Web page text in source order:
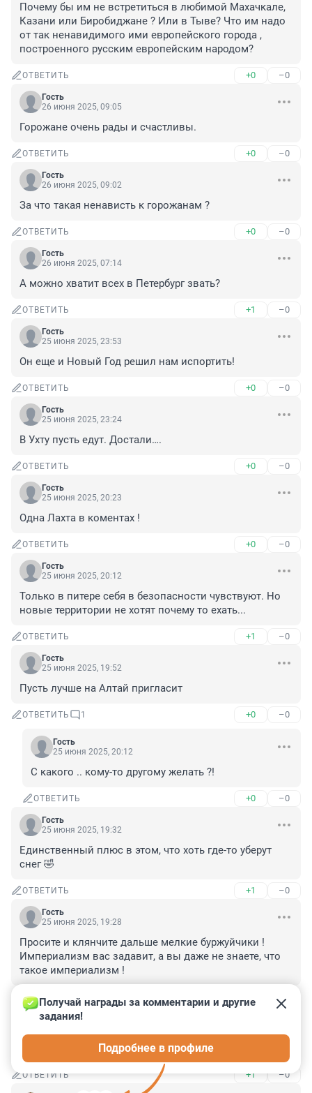
Почему бы им не встретиться в любимой Махачкале,
Казани или Биробиджане ? Или в Тыве? Что им надо
от так ненавидимого ими европейского города ,
построенного русским европейским народом?
ОТВЕТИТЬ +0 –0
Гость
26 июня 2025, 09:05
Горожане очень рады и счастливы.
ОТВЕТИТЬ +0 –0
Гость
26 июня 2025, 09:02
За что такая ненависть к горожанам ?
ОТВЕТИТЬ +0 –0
Гость
26 июня 2025, 07:14
А можно хватит всех в Петербург звать?
ОТВЕТИТЬ +1 –0
Гость
25 июня 2025, 23:53
Он еще и Новый Год решил нам испортить!
ОТВЕТИТЬ +0 –0
Гость
25 июня 2025, 23:24
В Ухту пусть едут. Достали….
ОТВЕТИТЬ +0 –0
Гость
25 июня 2025, 20:23
Одна Лахта в коментах !
ОТВЕТИТЬ +0 –0
Гость
25 июня 2025, 20:12
Только в питере себя в безопасности чувствуют. Но
новые территории не хотят почему то ехать...
ОТВЕТИТЬ +1 –0
Гость
25 июня 2025, 19:52
Пусть лучше на Алтай пригласит
ОТВЕТИТЬ 1 +0 –0
Гость
25 июня 2025, 20:12
С какого .. кому-то другому желать ?!
ОТВЕТИТЬ +0 –0
Гость
25 июня 2025, 19:32
Единственный плюс в этом, что хоть где-то уберут
снег 🤣
ОТВЕТИТЬ +1 –0
Гость
25 июня 2025, 19:28
Просите и клянчите дальше мелкие буржуйчики !
Империализм вас задавит, а вы даже не знаете, что
такое империализм !
ОТВЕТИТЬ –0
Гость
Пора думать о больничном на новогодние
ОТВЕТИТЬ +1 –0
Получай награды за комментарии и другие
задания!
Подробнее в профиле